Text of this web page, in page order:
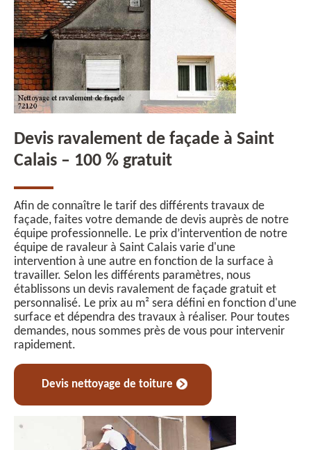
Devis ravalement de façade à Saint
Calais – 100 % gratuit
Afin de connaître le tarif des différents travaux de
façade, faites votre demande de devis auprès de notre
équipe professionnelle. Le prix d’intervention de notre
équipe de ravaleur à Saint Calais varie d'une
intervention à une autre en fonction de la surface à
travailler. Selon les différents paramètres, nous
établissons un devis ravalement de façade gratuit et
personnalisé. Le prix au m² sera défini en fonction d'une
surface et dépendra des travaux à réaliser. Pour toutes
demandes, nous sommes près de vous pour intervenir
rapidement.
Devis nettoyage de toiture